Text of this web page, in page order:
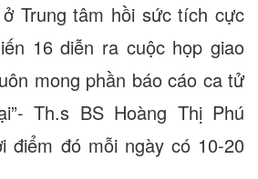
Trung tâm hồi sức tích cực
16 diễn ra cuộc họp giao
mong phần báo cáo ca tử
Th.s BS Hoàng Thị Phú
điểm đó mỗi ngày có 10-20